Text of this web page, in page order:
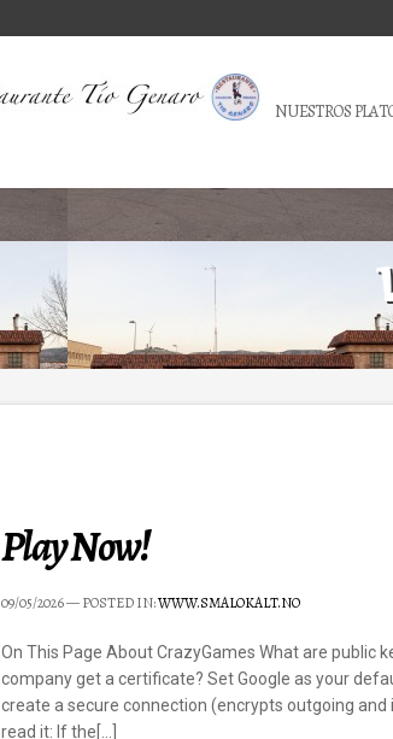
NUESTROS
Play Now!
09/05/2026— POSTED IN:WWW.SMALOKALT.NO
On This Page About CrazyGames What are public
company get a certificate? Set Google as your
create a secure connection (encrypts outgoing
read it: If the[…]